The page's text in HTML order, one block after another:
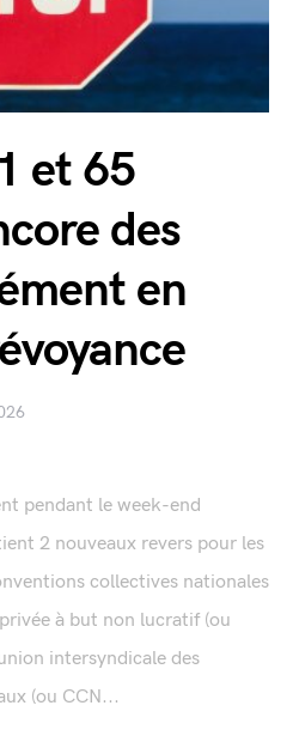
et 65
des
en
pendant le week-end
2 nouveaux revers pour les
collectives nationales
à but non lucratif (ou
intersyndicale des
(ou CCN...